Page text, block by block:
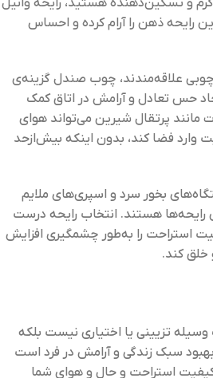
رایحه ذهن را آرام کرده و احساس
چوبی علاقه‌مندند، چوب صندل گزینه‌‌ی
حس تعادل و آرامش در اتاق کمک
مانند پرتقال شیرین می‌تواند هوای
وارد فضا کند، بدون اینکه بیش‌ازحد
بخور سرد و اسپری‌های ملایم
رایحه‌ها هستند. انتخاب رایحه درست
استراحت را به‌طور چشمگیری افزایش
کند.
وسیله تزیینی یا اختیاری نیست بلکه
سبک زندگی و آرامش در فرد است
کیفیت استراحت و حال و هوای شما